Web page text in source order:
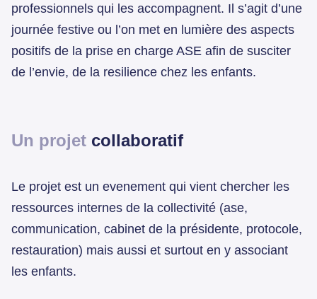
professionnels qui les accompagnent. Il s’agit d’une
journée festive ou l’on met en lumière des aspects
positifs de la prise en charge ASE afin de susciter
de l’envie, de la resilience chez les enfants.
Un projet collaboratif
Le projet est un evenement qui vient chercher les
ressources internes de la collectivité (ase,
communication, cabinet de la présidente, protocole,
restauration) mais aussi et surtout en y associant
les enfants.